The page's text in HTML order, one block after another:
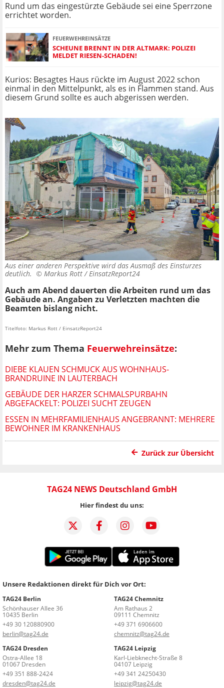
Rund um das eingestürzte Gebäude sei eine Sperrzone
errichtet worden.
FEUERWEHREINSÄTZE
SCHEUNE BRENNT IN DER ALTMARK: POLIZEI
MELDET RIESEN-SCHADEN!
Kurios: Besagtes Haus rückte im August 2022 schon
einmal in den Mittelpunkt, als es in Flammen stand. Aus
diesem Grund sollte es auch abgerissen werden.
Aus einer anderen Perspektive wird das Ausmaß des Einsturzes
deutlich. © Markus Rott / EinsatzReport24
Auch am Abend dauerten die Arbeiten rund um das
Gebäude an. Angaben zu Verletzten machten die
Beamten bislang nicht.
Titelfoto: Markus Rott / EinsatzReport24
Mehr zum Thema Feuerwehreinsätze:
DIEBE KLAUEN SCHMUCK AUS WOHNHAUS-
BRANDRUINE IN LAUTERBACH
GEBÄUDE DER HARZER SCHMALSPURBAHN
ABGEFACKELT: POLIZEI SUCHT ZEUGEN
ESSEN IN MEHRFAMILIENHAUS ANGEBRANNT: MEHRERE
BEWOHNER IM KRANKENHAUS
Zurück zur Übersicht
TAG24 NEWS Deutschland GmbH
Hier findest du uns:
Unsere Redaktionen direkt für Dich vor Ort:
TAG24 Berlin
Schönhauser Allee 36
10435 Berlin
+49 30 120880900
berlin@tag24.de
TAG24 Chemnitz
Am Rathaus 2
09111 Chemnitz
+49 371 6906600
chemnitz@tag24.de
TAG24 Dresden
Ostra-Allee 18
01067 Dresden
+49 351 888-2424
dresden@tag24.de
TAG24 Leipzig
Karl-Liebknecht-Straße 8
04107 Leipzig
+49 341 24250430
leipzig@tag24.de